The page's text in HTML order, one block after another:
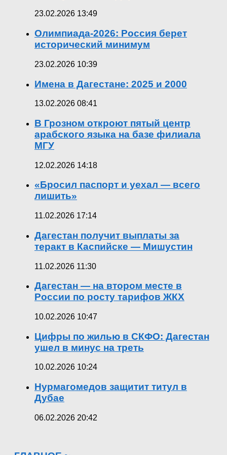
23.02.2026 13:49
Олимпиада-2026: Россия берет
исторический минимум
23.02.2026 10:39
Имена в Дагестане: 2025 и 2000
13.02.2026 08:41
В Грозном откроют пятый центр
арабского языка на базе филиала
МГУ
12.02.2026 14:18
«Бросил паспорт и уехал — всего
лишить»
11.02.2026 17:14
Дагестан получит выплаты за
теракт в Каспийске — Мишустин
11.02.2026 11:30
Дагестан — на втором месте в
России по росту тарифов ЖКХ
10.02.2026 10:47
Цифры по жилью в СКФО: Дагестан
ушел в минус на треть
10.02.2026 10:24
Нурмагомедов защитит титул в
Дубае
06.02.2026 20:42